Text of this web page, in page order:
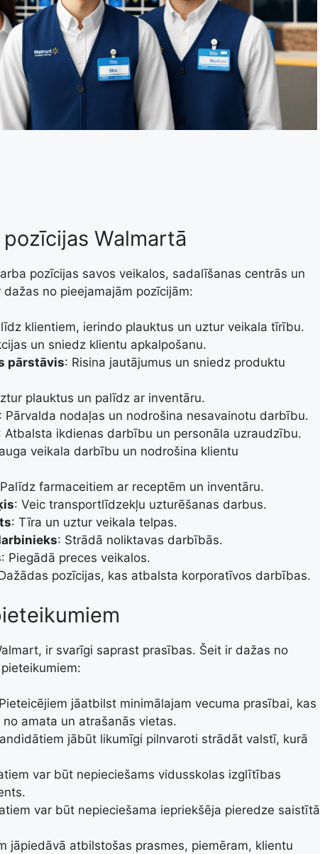
Walmartā
pozīcijas savos veikalos, sadalīšanas centrās un
no pieejamajām pozīcijām:
klientiem, ierindo plauktus un uztur veikala tīrību.
un sniedz klientu apkalpošanu.
pārstāvis: Risina jautājumus un sniedz produktu
plauktus un palīdz ar inventāru.
: Pārvalda nodaļas un nodrošina nesavainotu darbību.
Atbalsta ikdienas darbību un personāla uzraudzību.
veikala darbību un nodrošina klientu
farmaceitiem ar receptēm un inventāru.
: Veic transportlīdzekļu uzturēšanas darbus.
: Tīra un uztur veikala telpas.
: Strādā noliktavas darbībās.
: Piegādā preces veikalos.
pozīcijas, kas atbalsta korporatīvos darbības.
ir svarīgi saprast prasības. Šeit ir dažas no
jāatbilst minimālajam vecuma prasībai, kas
amata un atrašanās vietas.
jābūt likumīgi pilnvaroti strādāt valstī, kurā
var būt nepieciešams vidusskolas izglītības
var būt nepieciešama iepriekšēja pieredze saistītā
jāpiedāvā atbilstošas prasmes, piemēram, klientu